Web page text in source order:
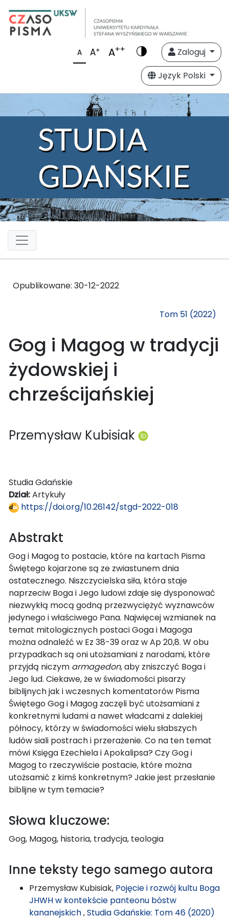
A A+ A++
Zaloguj
Język Polski
Opublikowane: 30-12-2022
Tom 51 (2022)
Gog i Magog w tradycji
żydowskiej i
chrześcijańskiej
Przemysław Kubisiak
Studia Gdańskie
Dział:Artykuły
https://doi.org/10.26142/stgd-2022-018
Abstrakt
Gog i Magog to postacie, które na kartach Pisma
Świętego kojarzone są ze zwiastunem dnia
ostatecznego. Niszczycielska siła, która staje
naprzeciw Boga i Jego ludowi zdaje się dysponować
niezwykłą mocą godną przezwyciężyć wyznawców
jedynego i właściwego Pana. Najwięcej wzmianek na
temat mitologicznych postaci Goga i Magoga
można odnaleźć w Ez 38-39 oraz w Ap 20,8. W obu
przypadkach są oni utożsamiani z narodami, które
przyjdą niczym armagedon, aby zniszczyć Boga i
Jego lud. Ciekawe, że w świadomości pisarzy
biblijnych jak i wczesnych komentatorów Pisma
Świętego Gog i Magog zaczęli być utożsamiani z
konkretnymi ludami a nawet władcami z dalekiej
północy, którzy w świadomości wielu słabszych
ludów siali postrach i przerażenie. Co na ten temat
mówi Księga Ezechiela i Apokalipsa? Czy Gog i
Magog to rzeczywiście postacie, które można
utożsamić z kimś konkretnym? Jakie jest przesłanie
biblijne w tym temacie?
Słowa kluczowe:
Gog, Magog, historia, tradycja, teologia
Inne teksty tego samego autora
Przemysław Kubisiak, Pojęcie i rozwój kultu Boga
JHWH w kontekście panteonu bóstw
kananejskich,Studia Gdańskie: Tom 46 (2020)